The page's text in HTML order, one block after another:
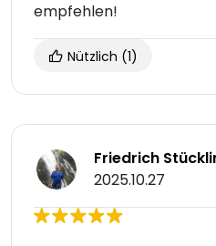
empfehlen!
Nützlich (1)
Friedrich
2025.10.27